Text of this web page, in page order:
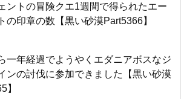
ントの冒険クエ1週間で得られたエー
の印章の数【黒い砂漠Part5366】
一年経過でようやくエダニアボスなジ
ンの討伐に参加できました【黒い砂漠
】